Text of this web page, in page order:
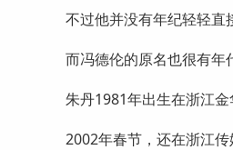
不过他并没有年纪轻轻直
而冯德伦的原名也很有年
朱丹1981年出生在浙江金
2002年春节，还在浙江